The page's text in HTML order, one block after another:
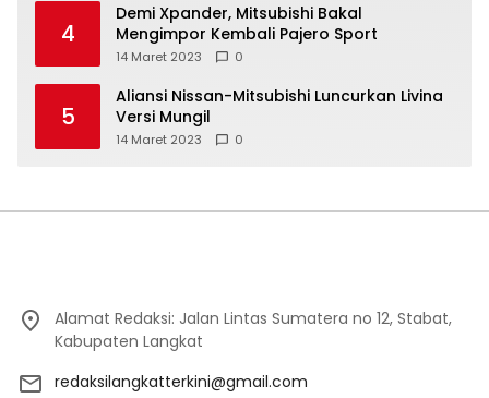
4
Demi Xpander, Mitsubishi Bakal
Mengimpor Kembali Pajero Sport
14 Maret 2023 0
5
Aliansi Nissan-Mitsubishi Luncurkan Livina
Versi Mungil
14 Maret 2023 0
Alamat Redaksi: Jalan Lintas Sumatera no 12, Stabat,
Kabupaten Langkat
redaksilangkatterkini@gmail.com